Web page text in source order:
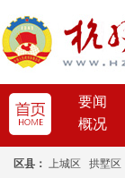
要闻
概况
区县： 上城区 拱墅区